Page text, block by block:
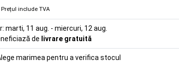
Prețul include TVA
marti, 11 aug. - miercuri, 12 aug.
de livrare gratuită
marimea pentru a verifica stocul